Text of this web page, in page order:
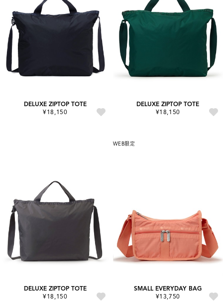
DELUXE ZIPTOP TOTE
¥18,150
DELUXE ZIPTOP TOTE
¥18,150
DELUXE ZIPTOP TOTE
¥18,150
WEB限定
SMALL EVERYDAY BAG
¥13,750